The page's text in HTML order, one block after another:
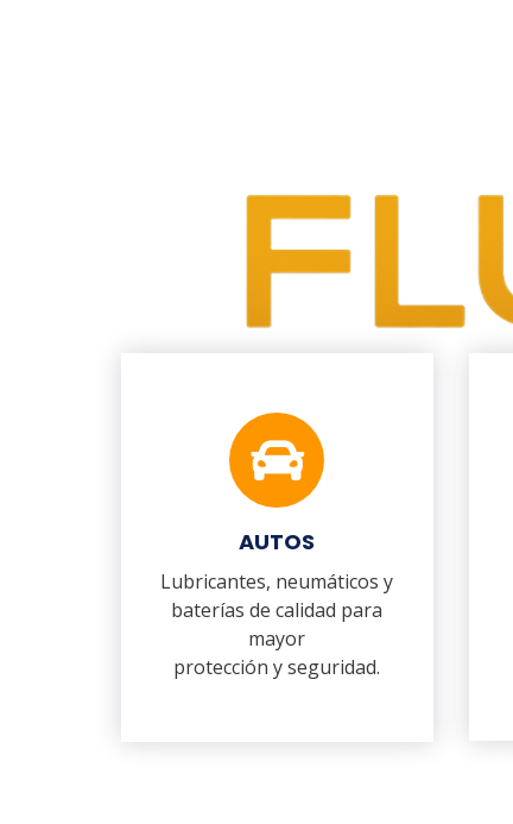
AUTOS
Lubricantes, neumáticos y
baterías de calidad para
mayor
protección y seguridad.